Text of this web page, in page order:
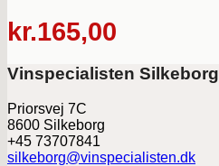
kr.165,00
Vinspecialisten Silkeborg
Priorsvej 7C
8600 Silkeborg
+45 73707841
silkeborg@vinspecialisten.dk